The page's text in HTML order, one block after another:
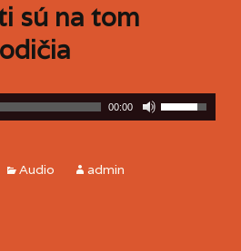
sú na tom
00:00
Audio admin